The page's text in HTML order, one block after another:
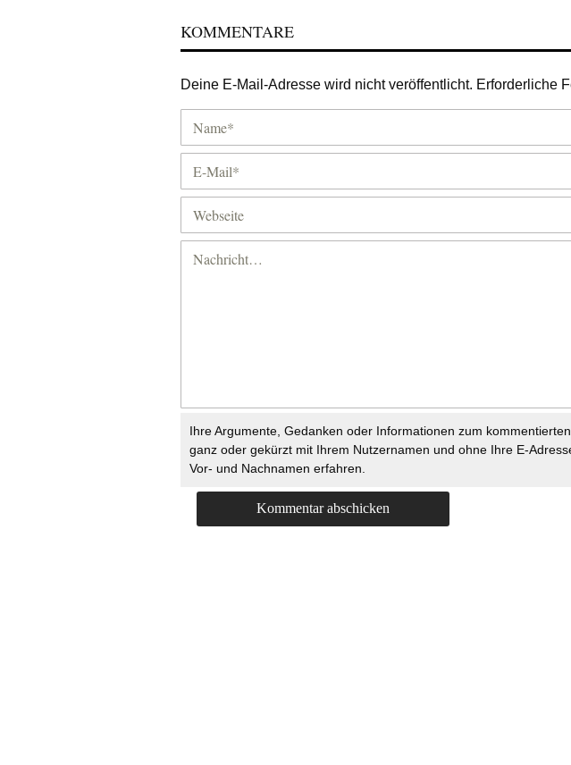
KOMMENTARE
Deine E-Mail-Adresse wird nicht veröffentlicht. Erforderliche
Ihre Argumente, Gedanken oder Informationen zum
ganz oder gekürzt mit Ihrem Nutzernamen und ohne Ihre E-
Vor- und Nachnamen erfahren.